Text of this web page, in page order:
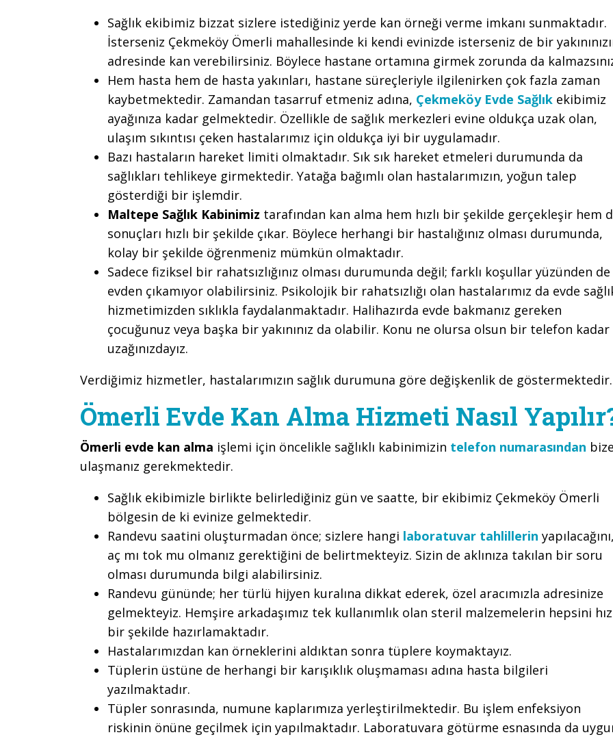
Sağlık ekibimiz bizzat sizlere istediğiniz yerde kan örneği verme imkanı sunmaktadır.
İsterseniz Çekmeköy Ömerli mahallesinde ki kendi evinizde isterseniz de bir
adresinde kan verebilirsiniz. Böylece hastane ortamına girmek zorunda da
Hem hasta hem de hasta yakınları, hastane süreçleriyle ilgilenirken çok fazla zaman
kaybetmektedir. Zamandan tasarruf etmeniz adına, Çekmeköy Evde Sağlık ekibimiz
ayağınıza kadar gelmektedir. Özellikle de sağlık merkezleri evine oldukça uzak olan,
ulaşım sıkıntısı çeken hastalarımız için oldukça iyi bir uygulamadır.
Bazı hastaların hareket limiti olmaktadır. Sık sık hareket etmeleri durumunda da
sağlıkları tehlikeye girmektedir. Yatağa bağımlı olan hastalarımızın, yoğun talep
gösterdiği bir işlemdir.
Maltepe Sağlık Kabinimiz tarafından kan alma hem hızlı bir şekilde gerçekleşir hem
sonuçları hızlı bir şekilde çıkar. Böylece herhangi bir hastalığınız olması durumunda,
kolay bir şekilde öğrenmeniz mümkün olmaktadır.
Sadece fiziksel bir rahatsızlığınız olması durumunda değil; farklı koşullar yüzünden de
evden çıkamıyor olabilirsiniz. Psikolojik bir rahatsızlığı olan hastalarımız da evde
hizmetimizden sıklıkla faydalanmaktadır. Halihazırda evde bakmanız gereken
çocuğunuz veya başka bir yakınınız da olabilir. Konu ne olursa olsun bir telefon kadar
uzağınızdayız.
Verdiğimiz hizmetler, hastalarımızın sağlık durumuna göre değişkenlik de göstermektedir.
Ömerli Evde Kan Alma Hizmeti Nasıl
Ömerli evde kan alma işlemi için öncelikle sağlıklı kabinimizin telefon numarasından bize
ulaşmanız gerekmektedir.
Sağlık ekibimizle birlikte belirlediğiniz gün ve saatte, bir ekibimiz Çekmeköy Ömerli
bölgesin de ki evinize gelmektedir.
Randevu saatini oluşturmadan önce; sizlere hangi laboratuvar tahlillerin yapılacağını,
aç mı tok mu olmanız gerektiğini de belirtmekteyiz. Sizin de aklınıza takılan bir soru
olması durumunda bilgi alabilirsiniz.
Randevu gününde; her türlü hijyen kuralına dikkat ederek, özel aracımızla adresinize
gelmekteyiz. Hemşire arkadaşımız tek kullanımlık olan steril malzemelerin hepsini
bir şekilde hazırlamaktadır.
Hastalarımızdan kan örneklerini aldıktan sonra tüplere koymaktayız.
Tüplerin üstüne de herhangi bir karışıklık oluşmaması adına hasta bilgileri
yazılmaktadır.
Tüpler sonrasında, numune kaplarımıza yerleştirilmektedir. Bu işlem enfeksiyon
riskinin önüne geçilmek için yapılmaktadır. Laboratuvara götürme esnasında da